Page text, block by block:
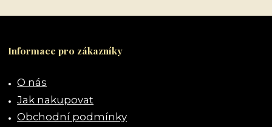
Informace pro zákazníky
O nás
Jak nakupovat
Obchodní podmínky